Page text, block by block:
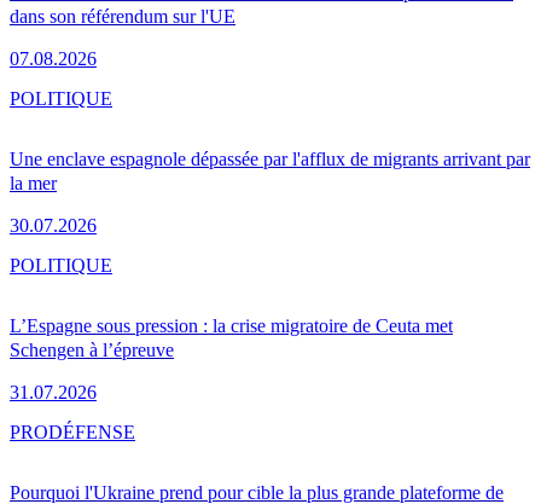
dans son référendum sur l'UE
07.08.2026
Une enclave espagnole dépassée par l'afflux de migrants arrivant par
la mer
30.07.2026
POLITIQUE
L’Espagne sous pression : la crise migratoire de Ceuta met
Schengen à l’épreuve
31.07.2026
POLITIQUE
Pourquoi l'Ukraine prend pour cible la plus grande plateforme de
PRODÉFENSE